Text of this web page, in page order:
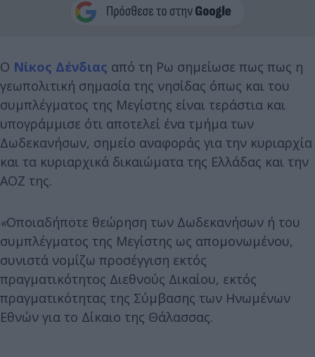
Ο Νίκος Δένδιας από τη Ρω σημείωσε πως πως η
γεωπολιτική σημασία της νησίδας όπως και του
συμπλέγματος της Μεγίστης είναι τεράστια και
υπογράμμισε ότι αποτελεί ένα τμήμα των
Δωδεκανήσων, σημείο αναφοράς για την κυριαρχία
και τα κυριαρχικά δικαιώματα της Ελλάδας και την
ΑΟΖ της.
«Οποιαδήποτε θεώρηση των Δωδεκανήσων ή του
συμπλέγματος της Μεγίστης ως απομονωμένου,
συνιστά νομίζω προσέγγιση εκτός
πραγματικότητος Διεθνούς Δικαίου, εκτός
πραγματικότητας της Σύμβασης των Ηνωμένων
Εθνών για το Δίκαιο της Θάλασσας.